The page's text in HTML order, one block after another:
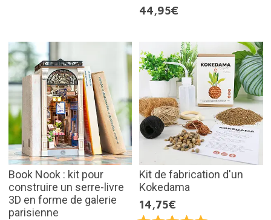
44,95€
Book Nook : kit pour
construire un serre-livre
3D en forme de galerie
parisienne
Kit de fabrication d'un
Kokedama
14,75€